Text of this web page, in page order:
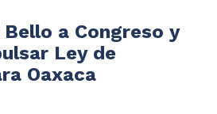
a Congreso y
Ley de
Oaxaca